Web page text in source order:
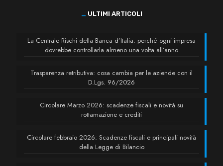
_ ULTIMI ARTICOLI
La Centrale Rischi della Banca d’Italia: perché ogni impresa
dovrebbe controllarla almeno una volta all’anno
Trasparenza retributiva: cosa cambia per le aziende con il
D.Lgs. 96/2026
Circolare Marzo 2026: scadenze fiscali e novità su
rottamazione e crediti
Circolare febbraio 2026: Scadenze fiscali e principali novità
della Legge di Bilancio